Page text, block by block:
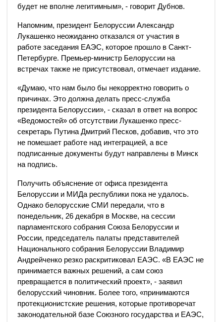
будет не вполне легитимным», - говорит Дубнов.
Напомним, президент Белоруссии Александр
Лукашенко неожиданно отказался от участия в
работе заседания ЕАЭС, которое прошло в Санкт-
Петербурге. Премьер-министр Белоруссии на
встречах также не присутствовал, отмечает издание.
«Думаю, что нам было бы некорректно говорить о
причинах. Это должна делать пресс-служба
президента Белоруссии», - сказал в ответ на вопрос
«Ведомостей» об отсутствии Лукашенко пресс-
секретарь Путина Дмитрий Песков, добавив, что это
не помешает работе над интеграцией, а все
подписанные документы будут направлены в Минск
на подпись.
Получить объяснение от офиса президента
Белоруссии и МИДа республики пока не удалось.
Однако белорусские СМИ передали, что в
понедельник, 26 декабря в Москве, на сессии
парламентского собрания Союза Белоруссии и
России, председатель палаты представителей
Национального собрания Белоруссии Владимир
Андрейченко резко раскритиковал ЕАЭС. «В ЕАЭС не
принимается важных решений, а сам союз
превращается в политический проект», - заявил
белорусский чиновник. Более того, «принимаются
протекционистские решения, которые противоречат
законодательной базе Союзного государства и ЕАЭС,